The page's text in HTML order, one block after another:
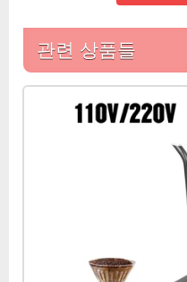
관련 상품들